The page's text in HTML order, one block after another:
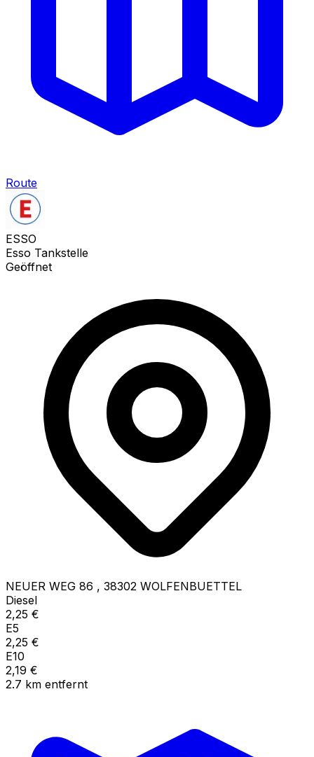
Route
ESSO
Esso Tankstelle
Geöffnet
NEUER WEG 86 , 38302 WOLFENBUETTEL
Diesel
2,25 €
E5
2,25 €
E10
2,19 €
2.7 km entfernt